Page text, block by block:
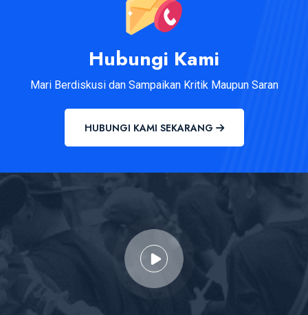
Hubungi Kami
Mari Berdiskusi dan Sampaikan Kritik Maupun Saran
HUBUNGI KAMI SEKARANG